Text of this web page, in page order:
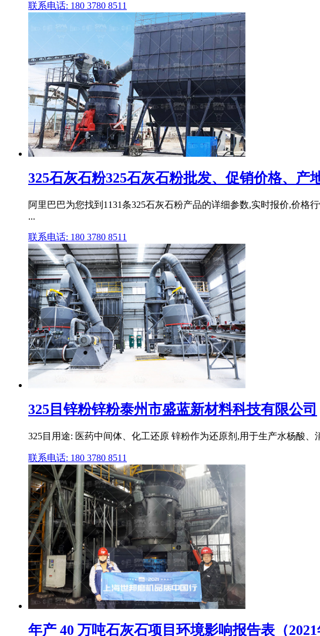
联系电话: 180 3780 8511
325石灰石粉325石灰石粉批发、促销价格、产
阿里巴巴为您找到1131条325石灰石粉产品的详细参数,实时报价,价
...
联系电话: 180 3780 8511
325目锌粉锌粉泰州市盛蓝新材料科技有限公司
325目用途: 医药中间体、化工还原 锌粉作为还原剂,用于生产水杨酸
联系电话: 180 3780 8511
年产 40 万吨石灰石项目环境影响报告表（